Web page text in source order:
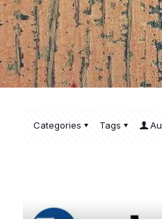
Categories Tags